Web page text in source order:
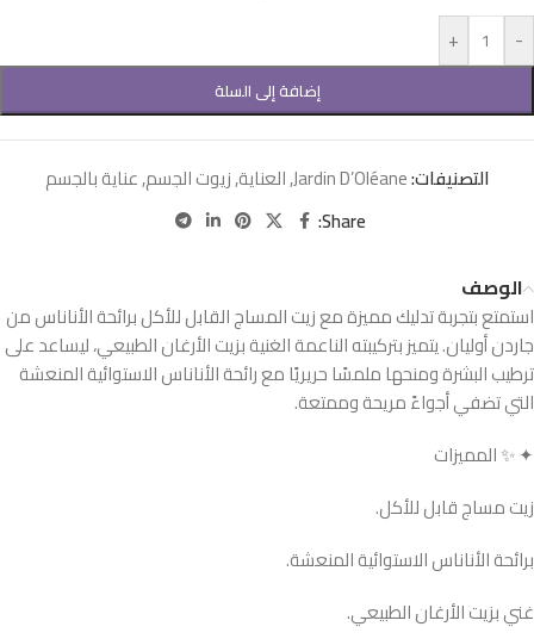
-
+
إضافة إلى السلة
التصنيفات:Jardin D’Oléane
,العناية,زيوت الجسم,عناية بالجسم
Share:
الوصف
استمتع بتجربة تدليك مميزة مع زيت المساج القابل للأكل برائحة الأناناس من
جاردن أوليان. يتميز بتركيبته الناعمة الغنية بزيت الأرغان الطبيعي، ليساعد على
ترطيب البشرة ومنحها ملمسًا حريريًا مع رائحة الأناناس الاستوائية المنعشة
التي تضفي أجواءً مريحة وممتعة.
✦ ✨ المميزات
زيت مساج قابل للأكل.
برائحة الأناناس الاستوائية المنعشة.
غني بزيت الأرغان الطبيعي.